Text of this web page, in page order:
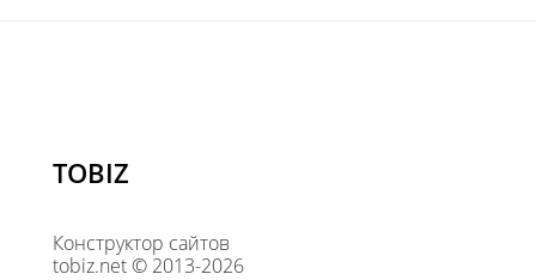
TOBIZ
Конструктор сайтов
tobiz.net © 2013-2026